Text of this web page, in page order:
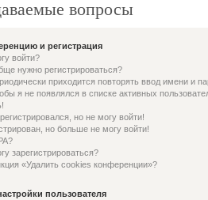
вопросы
и регистрация
войти?
нужно регистрироваться?
приходится повторять ввод имени и
я не появлялся в списке активных
но не могу войти!
но больше не могу войти!
зарегистрироваться?
«Удалить cookies конференции»?
пользователя